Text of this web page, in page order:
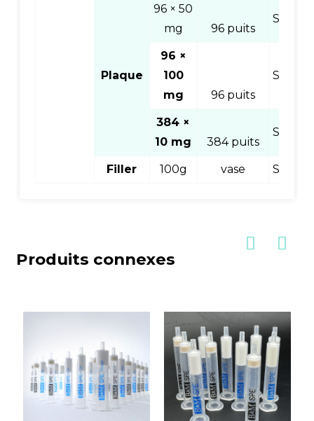
Plaque
96 × 50
mg
96 puits
96 ×
100
mg
96 puits
384 ×
10 mg
384 puits
Filler 100g vase
Produits connexes